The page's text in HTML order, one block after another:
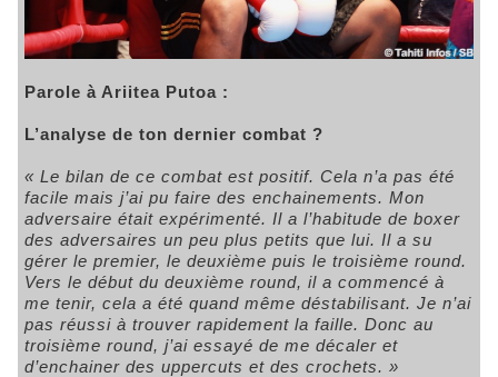
Parole à Ariitea Putoa :
L’analyse de ton dernier combat ?
« Le bilan de ce combat est positif. Cela n’a pas été
facile mais j’ai pu faire des enchainements. Mon
adversaire était expérimenté. Il a l’habitude de boxer
des adversaires un peu plus petits que lui. Il a su
gérer le premier, le deuxième puis le troisième round.
Vers le début du deuxième round, il a commencé à
me tenir, cela a été quand même déstabilisant. Je n’ai
pas réussi à trouver rapidement la faille. Donc au
troisième round, j’ai essayé de me décaler et
d’enchainer des uppercuts et des crochets. »